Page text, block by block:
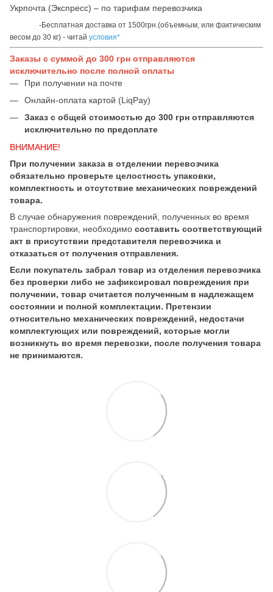
Укрпочта (Экспресс) – по тарифам перевозчика
-Бесплатная доставка от 1500грн.(объемным, или фактическим
весом до 30 кг) - читай условия*
Заказы с суммой до 300 грн отправляются
исключительно после полной оплаты
При получении на почте
Онлайн-оплата картой (LiqPay)
Заказ с общей стоимостью до 300 грн отправляются
исключительно по предоплате
ВНИМАНИЕ!
При получении заказа в отделении перевозчика
обязательно проверьте целостность упаковки,
комплектность и отсутствие механических повреждений
товара.
В случае обнаружения повреждений, полученных во время
транспортировки, необходимо составить соответствующий
акт в присутствии представителя перевозчика и
отказаться от получения отправления.
Если покупатель забрал товар из отделения перевозчика
без проверки либо не зафиксировал повреждения при
получении, товар считается полученным в надлежащем
состоянии и полной комплектации. Претензии
относительно механических повреждений, недостачи
комплектующих или повреждений, которые могли
возникнуть во время перевозки, после получения товара
не принимаются.